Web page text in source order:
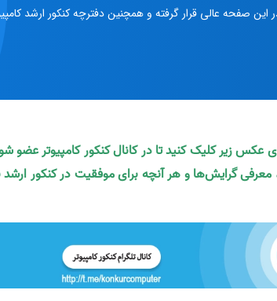
عکس زیر کلیک کنید تا در کانال کنکور کامپیوتر عضو
معرفی گرایش‌ها و هر آنچه برای موفقیت در کنکور ارشد